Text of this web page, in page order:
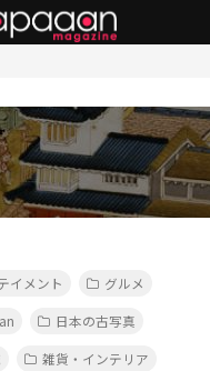
イメント
グルメ
日本の古写真
雑貨・インテリア